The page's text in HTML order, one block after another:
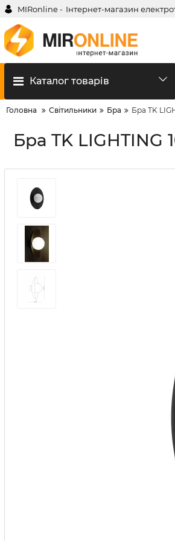
MIRonline - Інтернет-магазин
Каталог товарів
Головна Світильники Бра Бра TK
Бра TK LIGHTING